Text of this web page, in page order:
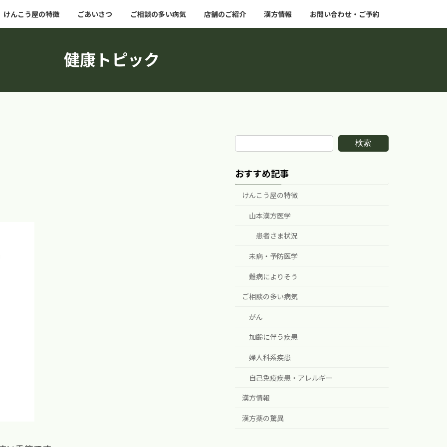
けんこう屋の特徴 ごあいさつ ご相談の多い病気 店舗のご紹介 漢方情報 お問い合わせ・ご予約
健康トピック
検索
おすすめ記事
けんこう屋の特徴
山本漢方医学
患者さま状況
未病・予防医学
難病によりそう
ご相談の多い病気
がん
加齢に伴う疾患
婦人科系疾患
自己免疫疾患・アレルギー
漢方情報
漢方薬の驚異